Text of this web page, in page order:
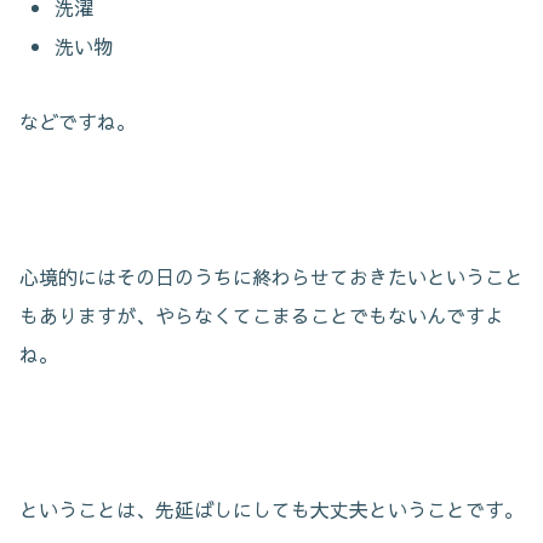
洗濯
洗い物
などですね。
心境的にはその日のうちに終わらせておきたいということ
もありますが、やらなくてこまることでもないんですよ
ね。
ということは、先延ばしにしても大丈夫ということです。